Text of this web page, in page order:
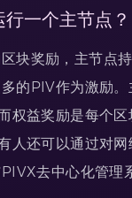
一个主节点？
块奖励，主节点
的PIV作为激励。
权益奖励是每个区
人还可以通过对网
去中心化管理